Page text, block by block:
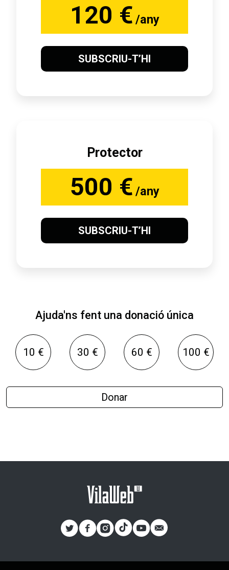
120 € /any
SUBSCRIU-T’HI
Protector
500 € /any
SUBSCRIU-T’HI
Ajuda'ns fent una donació única
10 € 30 € 60 € 100 €
Donar